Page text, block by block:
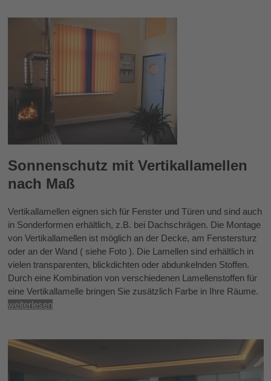
Sonnenschutz mit Vertikallamellen
nach Maß
Vertikallamellen eignen sich für Fenster und Türen und sind auch
in Sonderformen erhältlich, z.B. bei Dachschrägen. Die Montage
von Vertikallamellen ist möglich an der Decke, am Fenstersturz
oder an der Wand ( siehe Foto ). Die Lamellen sind erhältlich in
vielen transparenten, blickdichten oder abdunkelnden Stoffen.
Durch eine Kombination von verschiedenen Lamellenstoffen für
eine Vertikallamelle bringen Sie zusätzlich Farbe in Ihre Räume.
weiterlesen